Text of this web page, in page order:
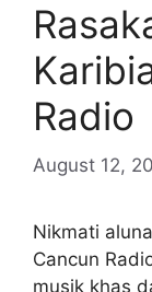
Radio
August 12,
Nikmati
Cancun
musik khas